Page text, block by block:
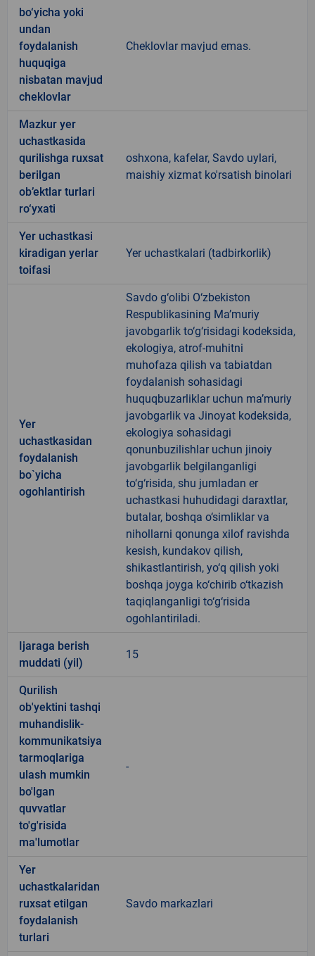
bo‘yicha yoki
undan
foydalanish
huquqiga
nisbatan mavjud
cheklovlar
Cheklovlar mavjud emas.
Mazkur yer
uchastkasida
qurilishga ruxsat
berilgan
ob’ektlar turlari
ro‘yxati
oshxona, kafelar, Savdo uylari,
maishiy xizmat ko'rsatish binolari
Yer uchastkasi
kiradigan yerlar
toifasi
Yer uchastkalari (tadbirkorlik)
Yer
uchastkasidan
foydalanish
bo`yicha
ogohlantirish
Savdo g‘olibi O‘zbekiston
Respublikasining Ma’muriy
javobgarlik to‘g‘risidagi kodeksida,
ekologiya, atrof-muhitni
muhofaza qilish va tabiatdan
foydalanish sohasidagi
huquqbuzarliklar uchun ma’muriy
javobgarlik va Jinoyat kodeksida,
ekologiya sohasidagi
qonunbuzilishlar uchun jinoiy
javobgarlik belgilanganligi
to‘g‘risida, shu jumladan er
uchastkasi huhudidagi daraxtlar,
butalar, boshqa o‘simliklar va
nihollarni qonunga xilof ravishda
kesish, kundakov qilish,
shikastlantirish, yo‘q qilish yoki
boshqa joyga ko‘chirib o‘tkazish
taqiqlanganligi to‘g‘risida
ogohlantiriladi.
Ijaraga berish
muddati (yil)
15
Qurilish
ob'yektini tashqi
muhandislik-
kommunikatsiya
tarmoqlariga
ulash mumkin
bo'lgan
quvvatlar
to'g'risida
ma'lumotlar
-
Yer
uchastkalaridan
ruxsat etilgan
foydalanish
turlari
Savdo markazlari